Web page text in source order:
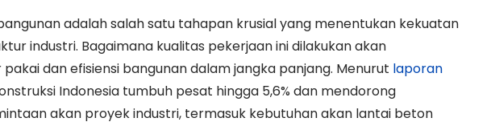
adalah salah satu tahapan krusial yang menentukan kekuatan
industri. Bagaimana kualitas pekerjaan ini dilakukan akan
dan efisiensi bangunan dalam jangka panjang. Menurut laporan
Indonesia tumbuh pesat hingga 5,6% dan mendorong
akan proyek industri, termasuk kebutuhan akan lantai beton